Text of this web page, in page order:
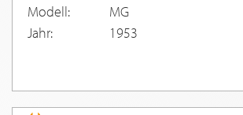
Modell:
MG
Jahr:
1953